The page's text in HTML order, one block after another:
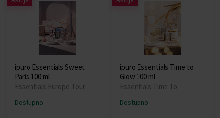
ipuro Essentials Sweet
Paris 100 ml
Essentials Europe Tour
Dostupno
ipuro Essentials Time to
Glow 100 ml
Essentials Time To
Dostupno